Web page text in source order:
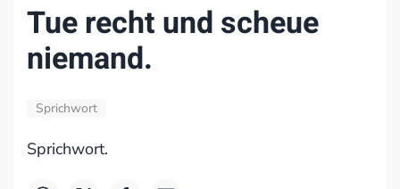
Tue recht und scheue
niemand.
Sprichwort
Sprichwort.